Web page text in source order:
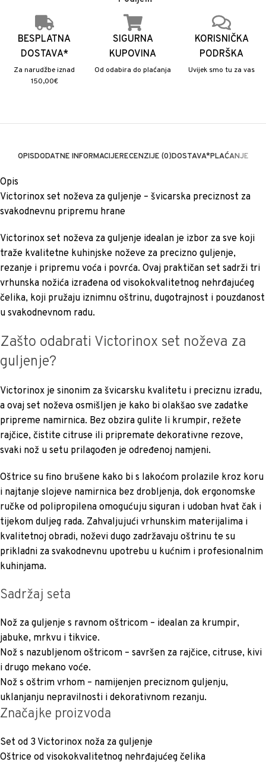
BESPLATNA
DOSTAVA*
Za narudžbe iznad
150,00€
SIGURNA
KUPOVINA
Od odabira do plaćanja
KORISNIČKA
PODRŠKA
Uvijek smo tu za vas
OPISDODATNE INFORMACIJERECENZIJE (0)DOSTAVA*PLAĆANJE
Opis
Victorinox set noževa za guljenje – švicarska preciznost za
svakodnevnu pripremu hrane
Victorinox set noževa za guljenje idealan je izbor za sve koji
traže kvalitetne kuhinjske noževe za precizno guljenje,
rezanje i pripremu voća i povrća. Ovaj praktičan set sadrži tri
vrhunska nožića izrađena od visokokvalitetnog nehrđajućeg
čelika, koji pružaju iznimnu oštrinu, dugotrajnost i pouzdanost
u svakodnevnom radu.
Zašto odabrati Victorinox set noževa za
guljenje?
Victorinox je sinonim za švicarsku kvalitetu i preciznu izradu,
a ovaj set noževa osmišljen je kako bi olakšao sve zadatke
pripreme namirnica. Bez obzira gulite li krumpir, režete
rajčice, čistite citruse ili pripremate dekorativne rezove,
svaki nož u setu prilagođen je određenoj namjeni.
Oštrice su fino brušene kako bi s lakoćom prolazile kroz koru
i najtanje slojeve namirnica bez drobljenja, dok ergonomske
ručke od polipropilena omogućuju siguran i udoban hvat čak i
tijekom duljeg rada. Zahvaljujući vrhunskim materijalima i
kvalitetnoj obradi, noževi dugo zadržavaju oštrinu te su
prikladni za svakodnevnu upotrebu u kućnim i profesionalnim
kuhinjama.
Sadržaj seta
Nož za guljenje s ravnom oštricom – idealan za krumpir,
jabuke, mrkvu i tikvice.
Nož s nazubljenom oštricom – savršen za rajčice, citruse, kivi
i drugo mekano voće.
Nož s oštrim vrhom – namijenjen preciznom guljenju,
uklanjanju nepravilnosti i dekorativnom rezanju.
Značajke proizvoda
Set od 3 Victorinox noža za guljenje
Oštrice od visokokvalitetnog nehrđajućeg čelika